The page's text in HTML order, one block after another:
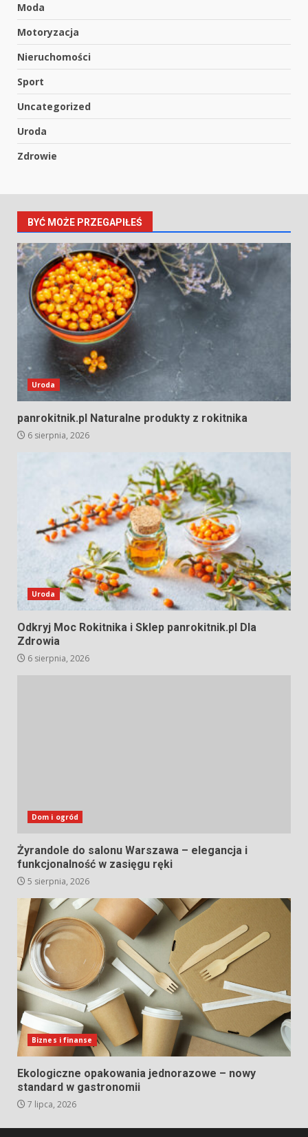
Moda
Motoryzacja
Nieruchomości
Sport
Uncategorized
Uroda
Zdrowie
BYĆ MOŻE PRZEGAPIŁEŚ
Uroda
panrokitnik.pl Naturalne produkty z rokitnika
6 sierpnia, 2026
Uroda
Odkryj Moc Rokitnika i Sklep panrokitnik.pl Dla
Zdrowia
6 sierpnia, 2026
Dom i ogród
Żyrandole do salonu Warszawa – elegancja i
funkcjonalność w zasięgu ręki
5 sierpnia, 2026
Biznes i finanse
Ekologiczne opakowania jednorazowe – nowy
standard w gastronomii
7 lipca, 2026